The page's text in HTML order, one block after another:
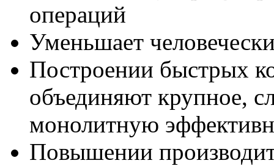
операций
Уменьшает
Построении быстрых
объединяют крупное,
монолитную
Повышении